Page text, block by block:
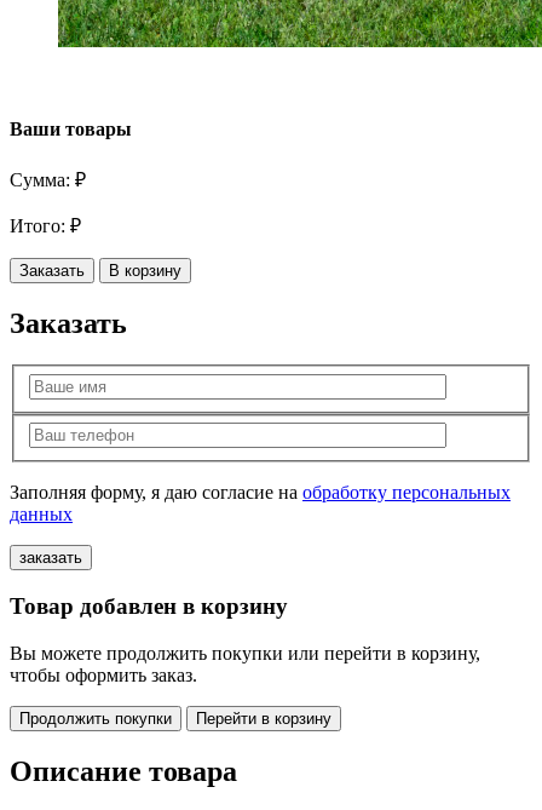
Ваши товары
Сумма: ₽
Итого: ₽
Заказать В корзину
Заказать
Заполняя форму, я даю согласие на обработку персональных
данных
Товар добавлен в корзину
Вы можете продолжить покупки или перейти в корзину,
чтобы оформить заказ.
Продолжить покупки Перейти в корзину
Описание товара